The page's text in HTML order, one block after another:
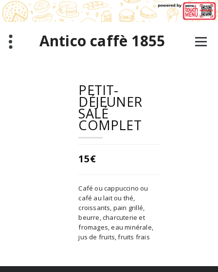
Aller
au
contenu
Antico caffè 1855
PETIT-
DÉJEUNER
SALÉ
COMPLET
15€
Café ou cappuccino ou
café au lait ou thé,
croissants, pain grillé,
beurre, charcuterie et
fromages, eau minérale,
jus de fruits, fruits frais